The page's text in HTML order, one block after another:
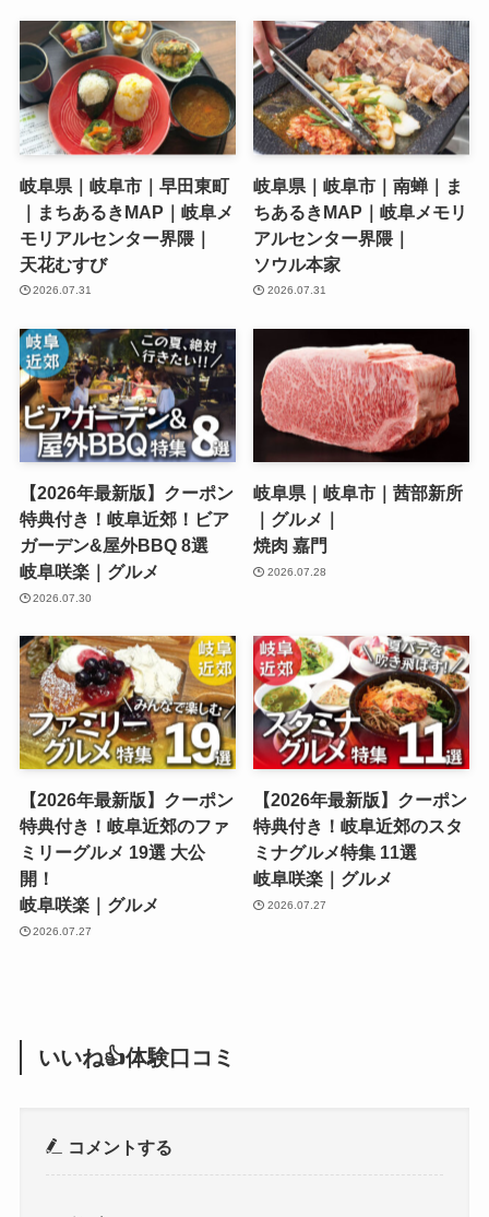
岐阜県｜岐阜市｜早田東町
｜まちあるきMAP｜岐阜メ
モリアルセンター界隈｜
天花むすび
2026.07.31
岐阜県｜岐阜市｜南蝉｜ま
ちあるきMAP｜岐阜メモリ
アルセンター界隈｜
ソウル本家
2026.07.31
【2026年最新版】クーポン
特典付き！岐阜近郊！ビア
ガーデン&屋外BBQ 8選
岐阜咲楽｜グルメ
2026.07.30
岐阜県｜岐阜市｜茜部新所
｜グルメ｜
焼肉 嘉門
2026.07.28
【2026年最新版】クーポン
特典付き！岐阜近郊のファ
ミリーグルメ 19選 大公
開！
岐阜咲楽｜グルメ
2026.07.27
【2026年最新版】クーポン
特典付き！岐阜近郊のスタ
ミナグルメ特集 11選
岐阜咲楽｜グルメ
2026.07.27
いいね👍体験口コミ
コメントする